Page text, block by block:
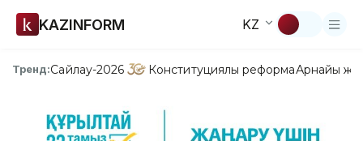
KAZINFORM KZ
Тренд:Сайлау-2026 Конституциялық реформаАрнайы